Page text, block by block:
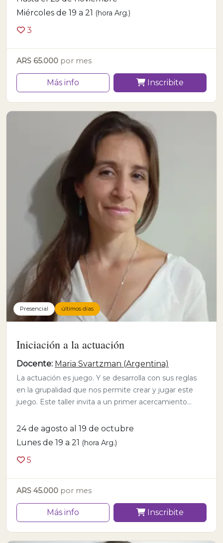
Miércoles de 19 a 21 (hora Arg.)
3
ARS 65.000 por mes
Más info Inscribite
Presencial últimos días
Iniciación a la actuación
Docente: Maria Svartzman (Argentina)
La actuación es juego. Y se desarrolla con sus reglas
en la grupalidad que nos permite crear y jugar este
juego. Este taller invita a un primer acercamiento...
24 de agosto al 19 de octubre
Lunes de 19 a 21 (hora Arg.)
5
ARS 45.000 por mes
Más info Inscribite